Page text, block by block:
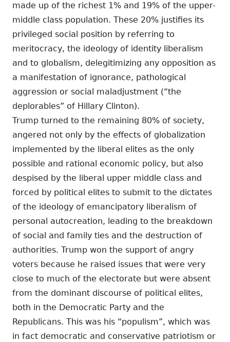
made up of the richest 1% and 19% of the upper-
middle class population. These 20% justifies its
privileged social position by referring to
meritocracy, the ideology of identity liberalism
and to globalism, delegitimizing any opposition as
a manifestation of ignorance, pathological
aggression or social maladjustment (“the
deplorables” of Hillary Clinton).
Trump turned to the remaining 80% of society,
angered not only by the effects of globalization
implemented by the liberal elites as the only
possible and rational economic policy, but also
despised by the liberal upper middle class and
forced by political elites to submit to the dictates
of the ideology of emancipatory liberalism of
personal autocreation, leading to the breakdown
of social and family ties and the destruction of
authorities. Trump won the support of angry
voters because he raised issues that were very
close to much of the electorate but were absent
from the dominant discourse of political elites,
both in the Democratic Party and the
Republicans. This was his “populism”, which was
in fact democratic and conservative patriotism or